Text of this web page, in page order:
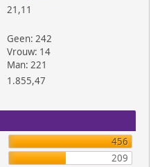
21,11
Geen: 242
Vrouw: 14
Man: 221
1.855,47
456
209